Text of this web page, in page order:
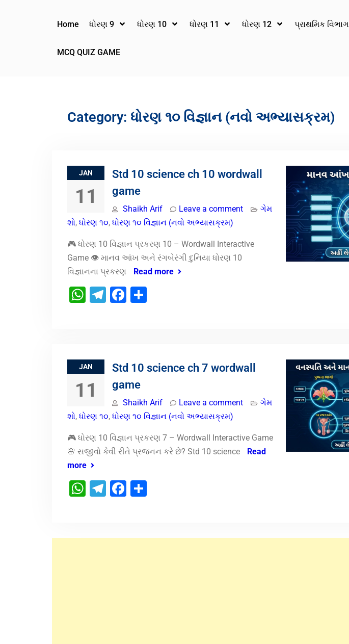
Home ધોરણ 9 ધોરણ 10 ધોરણ 11 ધોરણ 12 પ્રાથમિક વિભાગ
MCQ QUIZ GAME
Category: ધોરણ ૧૦ વિજ્ઞાન (નવો અભ્યાસક્રમ)
JAN
11
Std 10 science ch 10 wordwall
game
Shaikh Arif Leave a comment
ગેમ
શો, ધોરણ ૧૦, ધોરણ ૧૦ વિજ્ઞાન (નવો અભ્યાસક્રમ)
🎮 ધોરણ 10 વિજ્ઞાન પ્રકરણ 10 – Wordwall Interactive
Game 👁️ માનવ આંખ અને રંગબેરંગી દુનિયા ધોરણ 10
વિજ્ઞાનના પ્રકરણ
Read more
WhatsApp
Telegram
Facebook
JAN
11
Std 10 science ch 7 wordwall
game
Shaikh Arif Leave a comment
ગેમ
શો, ધોરણ ૧૦, ધોરણ ૧૦ વિજ્ઞાન (નવો અભ્યાસક્રમ)
🎮 ધોરણ 10 વિજ્ઞાન પ્રકરણ 7 – Wordwall Interactive Game
🌸 સજીવો કેવી રીતે પ્રજનન કરે છે? Std 10 science
Read
more
WhatsApp
Telegram
Facebook